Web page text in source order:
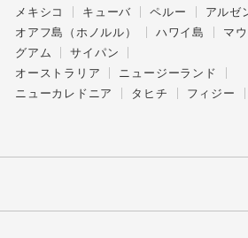
メキシコ キューバ ペルー アルゼ
オアフ島（ホノルル） ハワイ島 マ
グアム
サイパン
オーストラリア
ニュージーランド
ニューカレドニア タヒチ フィジー